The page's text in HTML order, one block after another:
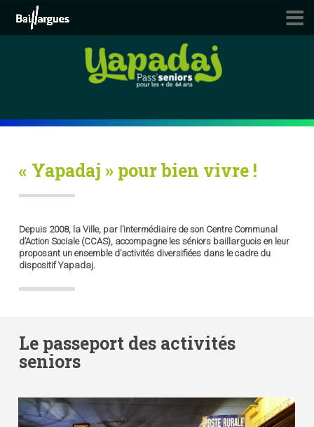
main
« Yapadaj » pour bien vivre !
Depuis 2008, la Ville, par l’intermédiaire de son Centre Communal
d’Action Sociale (CCAS), accompagne les séniors baillarguois en leur
proposant un ensemble d’activités diversifiées dans le cadre du
dispositif Yapadaj.
Le passeport des activités
seniors